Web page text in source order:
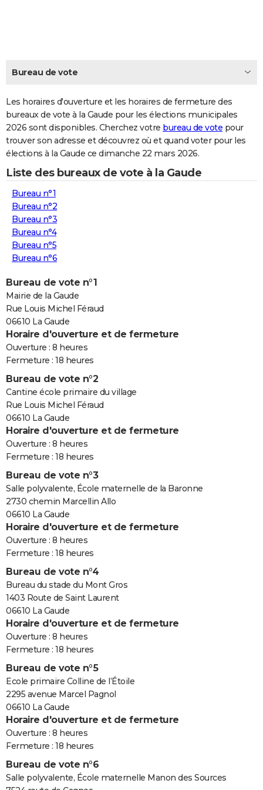
Carte de Noël
Carte Bonne année
Carte Saint-Valentin
Carte Pâques
Carte d'anniversaire
DICTIONNAIRE
Dictionnaire
Biographies
Citations
Expressions
Proverbes
PROGRAMME TV
COPAINS D'AVANT
S'inscrire
Se connecter
Lycées
Collèges
Primaires
Universités
Entreprises
Service militaire
Avis de recherche
AVIS DE DÉCÈS
FORUM
Bricolage
Lifestyle
Culture
Sport
Auto
Television
Voyage
Cinema
Bureau de vote
Les horaires d'ouverture et les horaires de fermeture des
bureaux de vote à la Gaude pour les élections municipales
2026 sont disponibles. Cherchez votre bureau de vote pour
trouver son adresse et découvrez où et quand voter pour les
élections à la Gaude ce dimanche 22 mars 2026.
Liste des bureaux de vote à la Gaude
Bureau n°1
Bureau n°2
Bureau n°3
Bureau n°4
Bureau n°5
Bureau n°6
Bureau de vote n°1
Mairie de la Gaude
Rue Louis Michel Féraud
06610 La Gaude
Horaire d'ouverture et de fermeture
Ouverture : 8 heures
Fermeture : 18 heures
Bureau de vote n°2
Cantine école primaire du village
Rue Louis Michel Féraud
06610 La Gaude
Horaire d'ouverture et de fermeture
Ouverture : 8 heures
Fermeture : 18 heures
Bureau de vote n°3
Salle polyvalente, École maternelle de la Baronne
2730 chemin Marcellin Allo
06610 La Gaude
Horaire d'ouverture et de fermeture
Ouverture : 8 heures
Fermeture : 18 heures
Bureau de vote n°4
Bureau du stade du Mont Gros
1403 Route de Saint Laurent
06610 La Gaude
Horaire d'ouverture et de fermeture
Ouverture : 8 heures
Fermeture : 18 heures
Bureau de vote n°5
Ecole primaire Colline de l’Étoile
2295 avenue Marcel Pagnol
06610 La Gaude
Horaire d'ouverture et de fermeture
Ouverture : 8 heures
Fermeture : 18 heures
Bureau de vote n°6
Salle polyvalente, École maternelle Manon des Sources